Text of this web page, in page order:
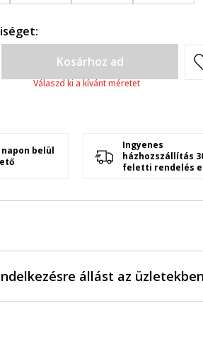
Kosárhoz ad
Válaszd ki a kívánt méretet
belül
Ingyenes
házhozszállítás
feletti rendelés
állást az üzletekben